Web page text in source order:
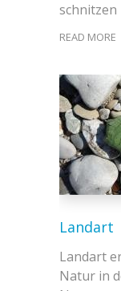
schnitzen
READ MORE
Landart
Landart
Natur in